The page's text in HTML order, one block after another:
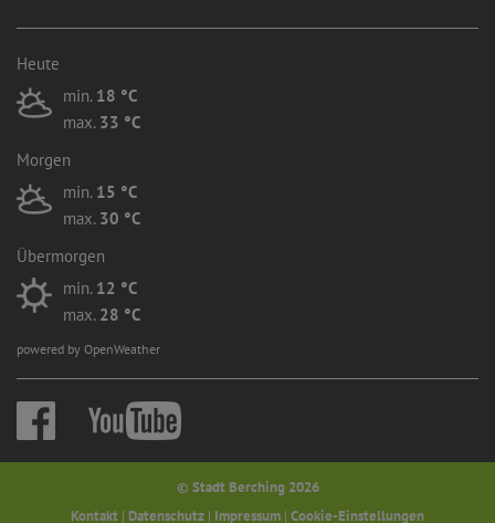
Heute
min. 18 °C
max. 33 °C
Morgen
min. 15 °C
max. 30 °C
Übermorgen
min. 12 °C
max. 28 °C
powered by OpenWeather
© Stadt Berching 2026
Kontakt | Datenschutz | Impressum | Cookie-Einstellungen